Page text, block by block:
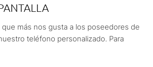
que más nos gusta a los poseedores de
teléfono personalizado. Para